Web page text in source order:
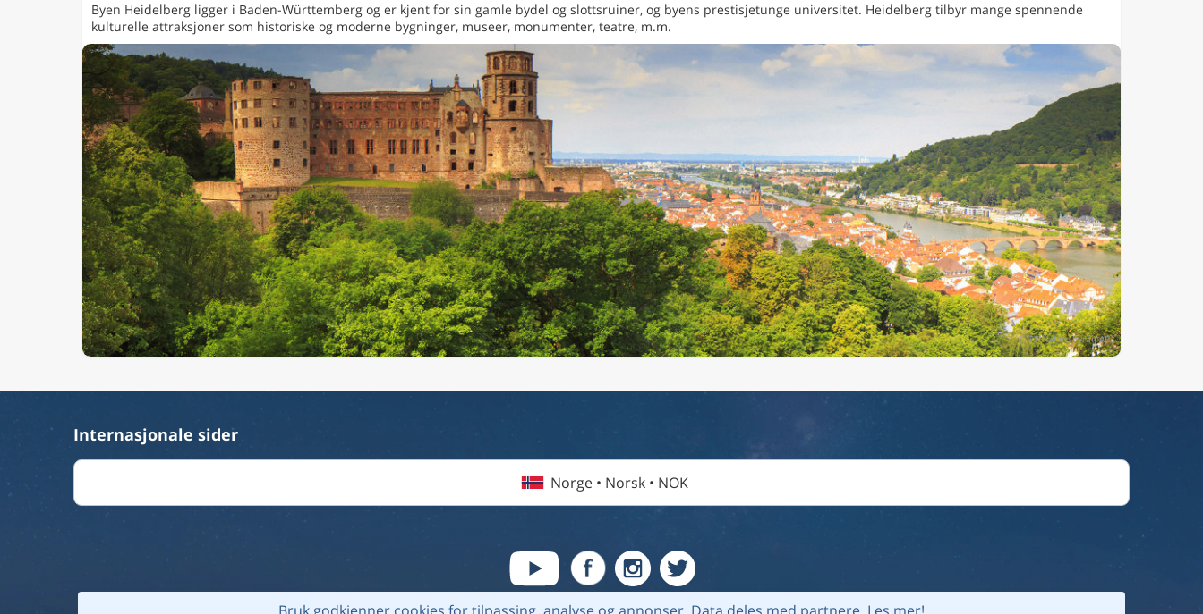
Byen Heidelberg ligger i Baden-Württemberg og er kjent for sin gamle bydel og slottsruiner, og byens prestisjetunge universitet. Heidelberg tilbyr mange spennende
kulturelle attraksjoner som historiske og moderne bygninger, museer, monumenter, teatre, m.m.
Internasjonale sider
Norge • Norsk • NOK